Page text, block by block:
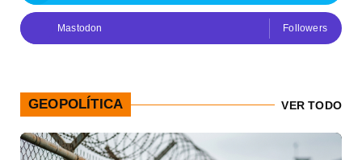
Mastodon Followers
GEOPOLÍTICA VER TODO